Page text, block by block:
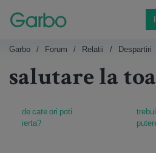
Garbo Forum Relatii Despartiri
salutare la
de cate ori poti
ierta?